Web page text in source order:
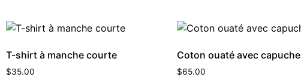
T-shirt à manche courte
$35.00
Coton ouaté avec capuche
$65.00